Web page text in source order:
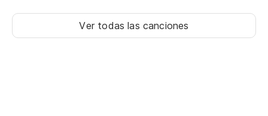
Ver todas las canciones